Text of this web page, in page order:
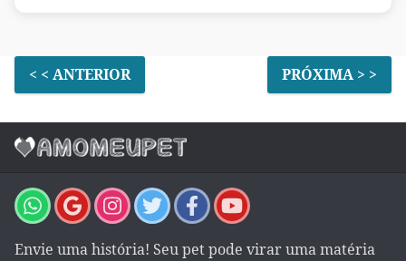
< < ANTERIOR PRÓXIMA > >
Envie uma história! Seu pet pode virar uma matéria